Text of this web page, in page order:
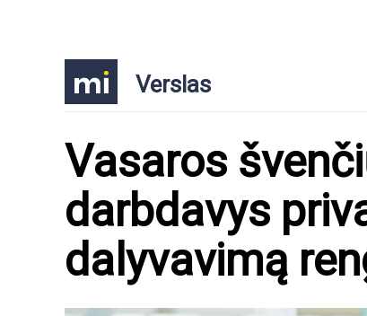
Verslas
Vasaros
darbdavys
dalyvavimą